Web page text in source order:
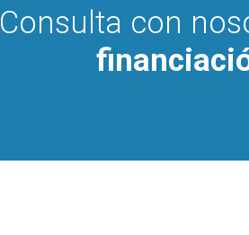
Consulta con